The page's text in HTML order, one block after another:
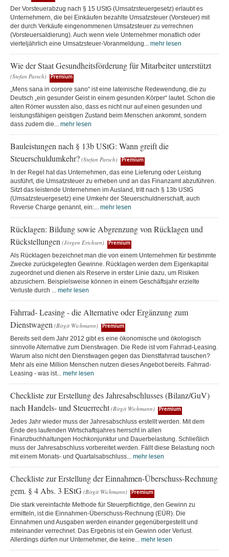
Der Vorsteuerabzug nach § 15 UStG (Umsatzsteuergesetz) erlaubt es
Unternehmern, die bei Einkäufen bezahlte Umsatzsteuer (Vorsteuer) mit
der durch Verkäufe eingenommenen Umsatzsteuer zu verrechnen
(Vorsteuersaldierung). Auch wenn viele Unternehmer monatlich oder
vierteljährlich eine Umsatzsteuer-Voranmeldung... mehr lesen
Wie der Staat Gesundheitsförderung für Mitarbeiter unterstützt
(Stefan Parsch) Premium
„Mens sana in corpore sano“ ist eine lateinische Redewendung, die zu
Deutsch „ein gesunder Geist in einem gesunden Körper“ lautet. Schon die
alten Römer wussten also, dass es nicht nur auf einen gesunden und
leistungsfähigen geistigen Zustand beim Menschen ankommt, sondern
dass zudem die... mehr lesen
Bauleistungen nach § 13b UStG: Wann greift die
Steuerschuldumkehr? (Stefan Parsch) Premium
In der Regel hat das Unternehmen, das eine Lieferung oder Leistung
ausführt, die Umsatzsteuer zu erheben und an das Finanzamt abzuführen.
Sitzt das leistende Unternehmen im Ausland, tritt nach § 13b UStG
(Umsatzsteuergesetz) eine Umkehr der Steuerschuldnerschaft, auch
Reverse Charge genannt, ein:... mehr lesen
Rücklagen: Bildung sowie Abgrenzung von Rücklagen und
Rückstellungen (Jörgen Erichsen) Premium
Als Rücklagen bezeichnet man die von einem Unternehmen für bestimmte
Zwecke zurückgelegten Gewinne. Rücklagen werden dem Eigenkapital
zugeordnet und dienen als Reserve in erster Linie dazu, um Risiken
abzusichern. Beispielsweise können in einem Geschäftsjahr erzielte
Verluste durch ... mehr lesen
Fahrrad- Leasing - die Alternative oder Ergänzung zum
Dienstwagen (Birgit Wichmann) Premium
Bereits seit dem Jahr 2012 gibt es eine ökonomische und ökologisch
sinnvolle Alternative zum Dienstwagen. Die Rede ist vom Fahrrad-Leasing.
Warum also nicht den Dienstwagen gegen das Dienstfahrrad tauschen?
Mehr als eine Million Menschen nutzen dieses Angebot bereits. Fahrrad-
Leasing - was ist... mehr lesen
Checkliste zur Erstellung des Jahresabschlusses (Bilanz/GuV)
nach Handels- und Steuerrecht (Birgit Wichmann) Premium
Jedes Jahr wieder muss der Jahresabschluss erstellt werden. Mit dem
Ende des laufenden Wirtschaftsjahres herrscht in allen
Finanzbuchhaltungen Hochkonjunktur und Dauerbelastung. Schließlich
muss der Jahresabschluss vorbereitet werden. Fällt diese Belastung noch
mit einem Monats- und Quartalsabschluss... mehr lesen
Checkliste zur Erstellung der Einnahmen-Überschuss-Rechnung
gem. § 4 Abs. 3 EStG (Birgit Wichmann) Premium
Die stark vereinfachte Methode für Steuerpflichtige, den Gewinn zu
ermitteln, ist die Einnahmen-Überschuss-Rechnung (EÜR). Die
Einnahmen und Ausgaben werden einander gegenübergestellt und
miteinander verrechnet. Das Ergebnis ist ein Gewinn oder Verlust.
Allerdings dürfen nur Unternehmer, die keine... mehr lesen